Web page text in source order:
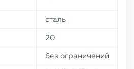
сталь
20
без ограничений